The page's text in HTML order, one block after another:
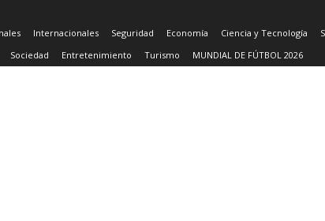
Internacionales Seguridad Economía Ciencia y Tecnología
Sociedad Entretenimiento Turismo MUNDIAL DE FÚTBOL 2026